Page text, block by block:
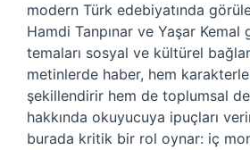
modern Türk edebiyatında
Hamdi Tanpınar ve Yaşar
temaları sosyal ve kültürel
metinlerde haber, hem
şekillendirir hem de toplumsal
hakkında okuyucuya ipuçları
burada kritik bir rol oynar: iç